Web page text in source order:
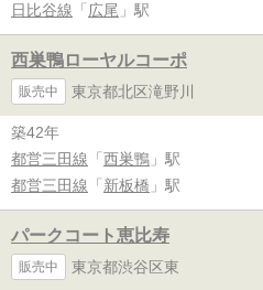
日比谷線 「 広尾 」駅
西巣鴨ローヤルコーポ
販売中 東京都北区滝野川
築42年
都営三田線 「 西巣鴨 」駅
都営三田線 「 新板橋 」駅
パークコート恵比寿
販売中 東京都渋谷区東